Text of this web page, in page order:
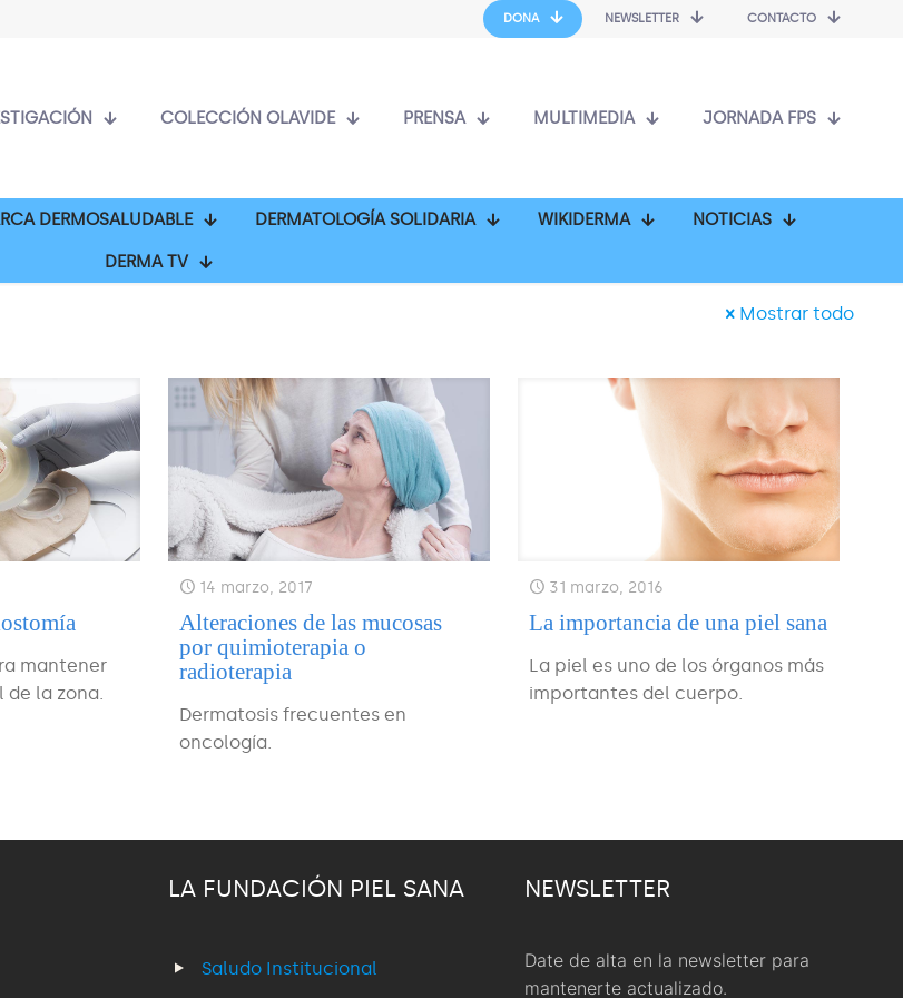
DONA NEWSLETTER CONTACTO
COLECCIÓN OLAVIDE PRENSA MULTIMEDIA JORNADA FPS
DERMOSALUDABLE DERMATOLOGÍA SOLIDARIA WIKIDERMA NOTICIAS
DERMA TV
Mostrar todo
mantener
de la zona.
14 marzo, 2017
Alteraciones de las mucosas
por quimioterapia o
radioterapia
Dermatosis frecuentes en
oncología.
31 marzo, 2016
La importancia de una piel sana
La piel es uno de los órganos más
importantes del cuerpo.
LA FUNDACIÓN PIEL SANA
Saludo Institucional
NEWSLETTER
Date de alta en la newsletter para
mantenerte actualizado.